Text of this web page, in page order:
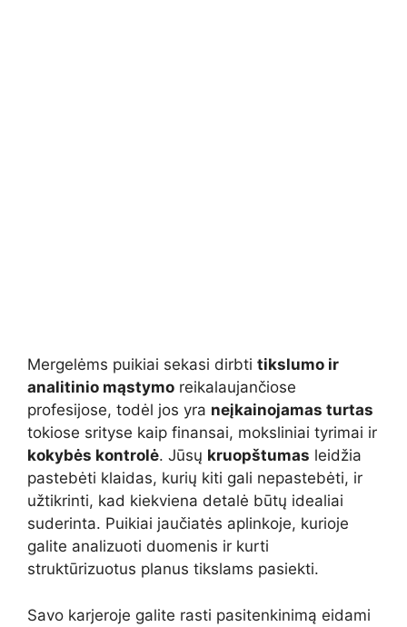
Mergelėms puikiai sekasi dirbti tikslumo ir
analitinio mąstymo reikalaujančiose
profesijose, todėl jos yra neįkainojamas turtas
tokiose srityse kaip finansai, moksliniai tyrimai ir
kokybės kontrolė. Jūsų kruopštumas leidžia
pastebėti klaidas, kurių kiti gali nepastebėti, ir
užtikrinti, kad kiekviena detalė būtų idealiai
suderinta. Puikiai jaučiatės aplinkoje, kurioje
galite analizuoti duomenis ir kurti
struktūrizuotus planus tikslams pasiekti.
Savo karjeroje galite rasti pasitenkinimą eidami